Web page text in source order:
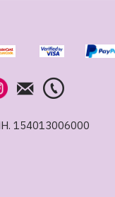
154013006000